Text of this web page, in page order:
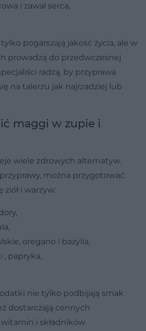
i zawał serca,
pogarszają jakość życia, ale w
prowadzą do przedwczesnej
radzą, by przyprawa
na talerzu jak najrzadziej lub
maggi w zupie i
wiele zdrowych alternatyw.
można przygotować
ziół i warzyw:
oregano i bazylia,
, papryka,
nie tylko podbijają smak
dostarczają cennych
i składników